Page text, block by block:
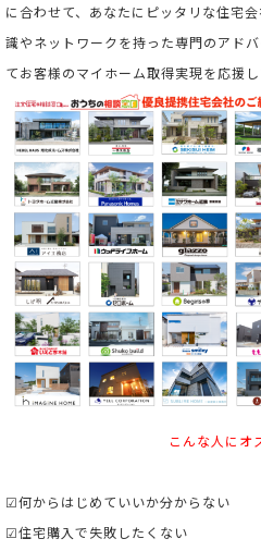
に合わせて、あなたにピッタリな住宅
識やネットワークを持った専門のアド
てお客様のマイホーム取得実現を応援し
こんな人にオ
☑何からはじめていいか分からない
☑住宅購入で失敗したくない